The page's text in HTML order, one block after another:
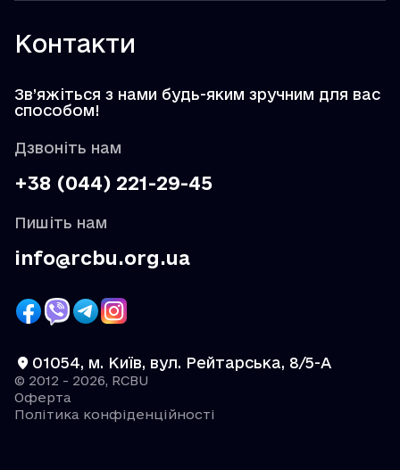
Контакти
Зв’яжіться з нами будь-яким зручним для вас
способом!
Дзвоніть нам
+38 (044) 221-29-45
Пишіть нам
info@rcbu.org.ua
01054, м. Київ, вул. Рейтарська, 8/5-А
© 2012 - 2026, RCBU
Оферта
Політика конфіденційності